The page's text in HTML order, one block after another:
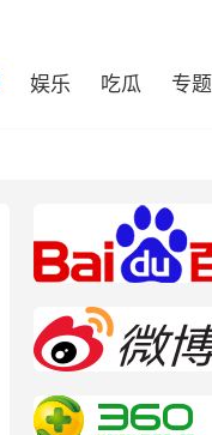
娱乐 吃瓜 专题